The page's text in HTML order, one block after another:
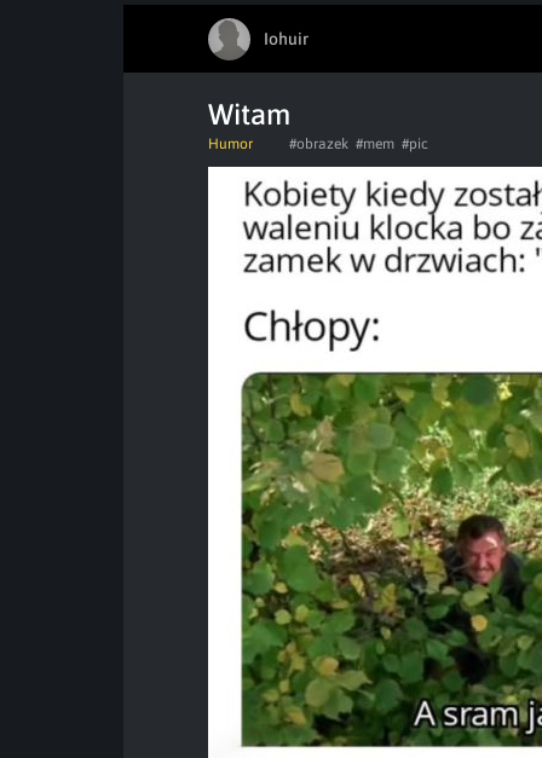
Iohuir
Witam
Humor #obrazek #mem #pic